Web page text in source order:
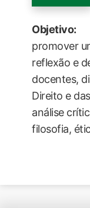
Objetivo:
promover
reflexão e
docentes,
Direito e
análise
filosofia,